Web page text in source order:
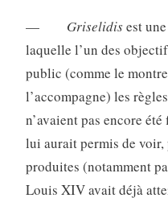
— Griselidisest
laquelle l’un des
public (comme le
l’accompagne) les
n’avaient pas encore
lui aurait permis de
produites (notamment
Louis XIV avait déjà